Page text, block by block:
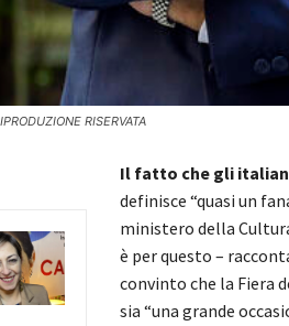
RISERVATA
Il fatto che gli
definisce “quasi un
ministero della
è per questo –
convinto che la Fiera
sia “una grande